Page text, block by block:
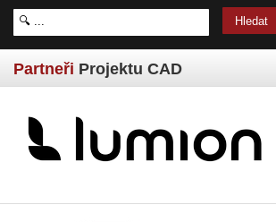
Partneři Projektu CAD